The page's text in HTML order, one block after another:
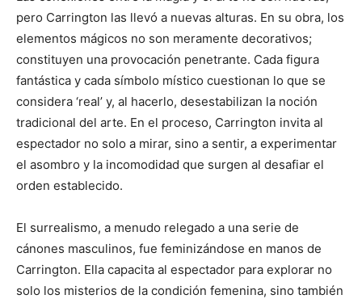
pero Carrington las llevó a nuevas alturas. En su obra, los
elementos mágicos no son meramente decorativos;
constituyen una provocación penetrante. Cada figura
fantástica y cada símbolo místico cuestionan lo que se
considera ‘real’ y, al hacerlo, desestabilizan la noción
tradicional del arte. En el proceso, Carrington invita al
espectador no solo a mirar, sino a sentir, a experimentar
el asombro y la incomodidad que surgen al desafiar el
orden establecido.
El surrealismo, a menudo relegado a una serie de
cánones masculinos, fue feminizándose en manos de
Carrington. Ella capacita al espectador para explorar no
solo los misterios de la condición femenina, sino también